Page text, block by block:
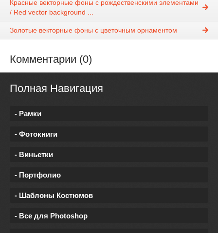
Красные векторные фоны с рождественскими элементами
/ Red vector background ...
Золотые векторные фоны с цветочным орнаментом
Комментарии (0)
Полная Навигация
- Рамки
- Фотокниги
- Виньетки
- Портфолио
- Шаблоны Костюмов
- Все для Photoshop